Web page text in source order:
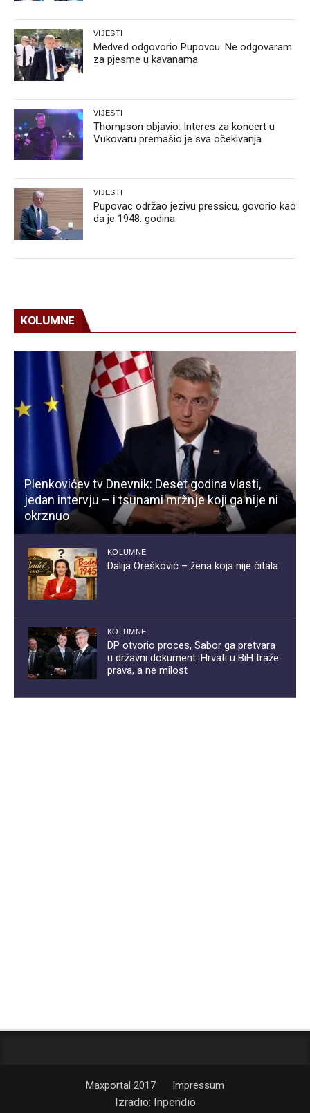
VIJESTI
Medved odgovorio Pupovcu: Ne odgovaram
za pjesme u kavanama
VIJESTI
Thompson objavio: Interes za koncert u
Vukovaru premašio je sva očekivanja
VIJESTI
Pupovac održao jezivu pressicu, govorio kao
da je 1948. godina
KOLUMNE
Plenkovićev tv Dnevnik: Deset godina vlasti,
jedan intervju – i tsunami mržnje koji ga nije ni
okrznuo
KOLUMNE
Dalija Orešković – žena koja nije čitala
KOLUMNE
DP otvorio proces, Sabor ga pretvara
u državni dokument: Hrvati u BiH traže
prava, a ne milost
Maxportal 2017 Impressum
Izradio: Inpendio